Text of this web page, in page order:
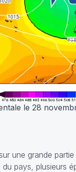
le 28
une grande
pays, plusieurs